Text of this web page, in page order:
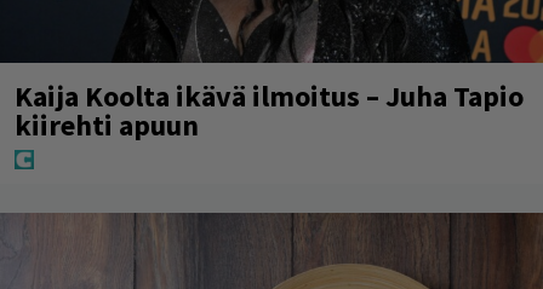
Kaija Koolta ikävä ilmoitus – Juha Tapio
kiirehti apuun